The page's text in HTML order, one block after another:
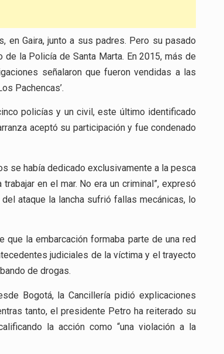
en Gaira, junto a sus padres. Pero su pasado
la Policía de Santa Marta. En 2015, más de
señalaron que fueron vendidas a las
Pachencas’.
policías y un civil, este último identificado
aceptó su participación y fue condenado
se había dedicado exclusivamente a la pesca
en el mar. No era un criminal”, expresó
ataque la lancha sufrió fallas mecánicas, lo
la embarcación formaba parte de una red
judiciales de la víctima y el trayecto
de drogas.
Bogotá, la Cancillería pidió explicaciones
tanto, el presidente Petro ha reiterado su
la acción como “una violación a la